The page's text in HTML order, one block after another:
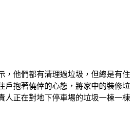
，他們都有清理過垃圾，但總是有住
戶抱著僥倖的心態，將家中的裝修垃
人正在對地下停車場的垃圾一棟一棟